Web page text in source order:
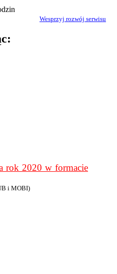
Wesprzyj rozwój serwisu
2020 w formacie
i MOBI)